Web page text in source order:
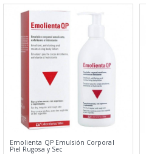
Emolienta QP Emulsión Corporal
Piel Rugosa y Sec